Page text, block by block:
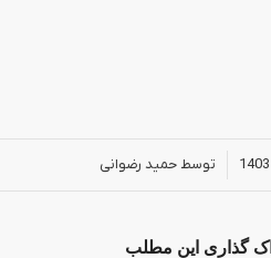
توسطحمید رضوانی
گذاری این مطلب